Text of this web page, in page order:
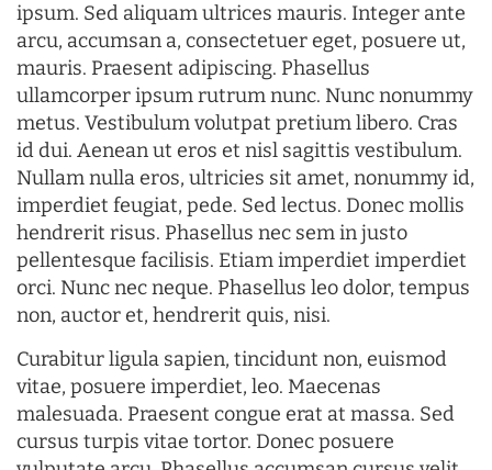
ipsum. Sed aliquam ultrices mauris. Integer ante
arcu, accumsan a, consectetuer eget, posuere ut,
mauris. Praesent adipiscing. Phasellus
ullamcorper ipsum rutrum nunc. Nunc nonummy
metus. Vestibulum volutpat pretium libero. Cras
id dui. Aenean ut eros et nisl sagittis vestibulum.
Nullam nulla eros, ultricies sit amet, nonummy id,
imperdiet feugiat, pede. Sed lectus. Donec mollis
hendrerit risus. Phasellus nec sem in justo
pellentesque facilisis. Etiam imperdiet imperdiet
orci. Nunc nec neque. Phasellus leo dolor, tempus
non, auctor et, hendrerit quis, nisi.
Curabitur ligula sapien, tincidunt non, euismod
vitae, posuere imperdiet, leo. Maecenas
malesuada. Praesent congue erat at massa. Sed
cursus turpis vitae tortor. Donec posuere